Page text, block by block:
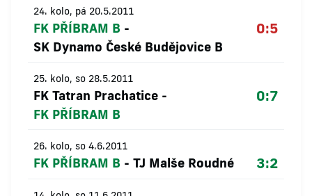
24. kolo, pá 20.5.2011
FK PŘÍBRAM B -
SK Dynamo České Budějovice B
0:5
25. kolo, so 28.5.2011
FK Tatran Prachatice -
FK PŘÍBRAM B
0:7
26. kolo, so 4.6.2011
FK PŘÍBRAM B - TJ Malše Roudné 3:2